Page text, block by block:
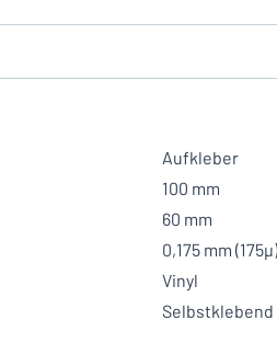
Aufkleber
100 mm
60 mm
0,175 mm (175µ)
Vinyl
Selbstklebend